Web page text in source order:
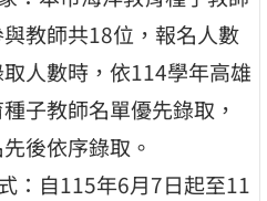
教師共18位，報名人數
人數時，依114學年高雄
子教師名單優先錄取，
後依序錄取。
：自115年6月7日起至11